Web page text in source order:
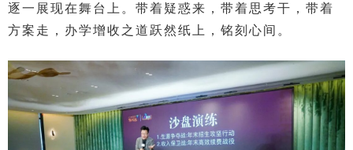
逐一展现在舞台上。带着疑惑来，带着思考干，带着
方案走，办学增收之道跃然纸上，铭刻心间。